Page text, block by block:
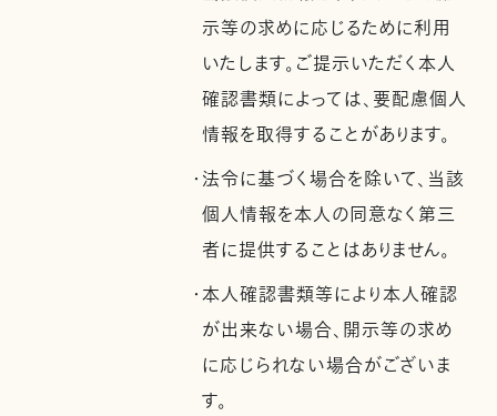
示等の求めに応じるために利用
いたします。ご提示いただく本人
確認書類によっては、要配慮個人
情報を取得することがあります。
・法令に基づく場合を除いて、当該
個人情報を本人の同意なく第三
者に提供することはありません。
・本人確認書類等により本人確認
が出来ない場合、開示等の求め
に応じられない場合がございま
す。